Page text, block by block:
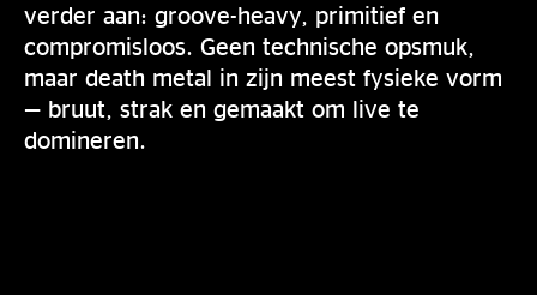
verder aan: groove-heavy, primitief en
compromisloos. Geen technische opsmuk,
maar death metal in zijn meest fysieke vorm
— bruut, strak en gemaakt om live te
domineren.